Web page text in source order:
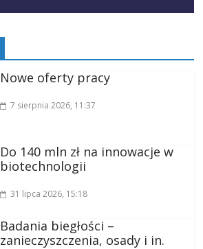
Nowe oferty pracy
7 sierpnia 2026, 11:37
Do 140 mln zł na innowacje w
biotechnologii
31 lipca 2026, 15:18
Badania biegłości –
zanieczyszczenia, osady i in.